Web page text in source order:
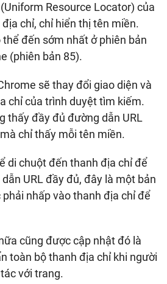
Resource Locator) của
chỉ, chỉ hiển thị tên miền.
đến sớm nhất ở phiên bản
(phiên bản 85).
sẽ thay đổi giao diện và
chỉ của trình duyệt tìm kiếm.
thấy đầy đủ đường dẫn URL
chỉ thấy mỗi tên miền.
di chuột đến thanh địa chỉ để
URL đầy đủ, đây là một bản
nhấp vào thanh địa chỉ để
cũng được cập nhật đó là
toàn bộ thanh địa chỉ khi người
với trang.